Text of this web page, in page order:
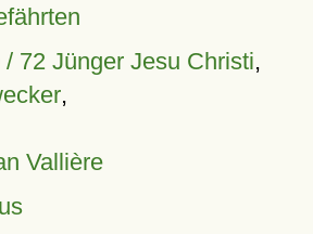
/ 72 Jünger Jesu Christi,
,
Vallière